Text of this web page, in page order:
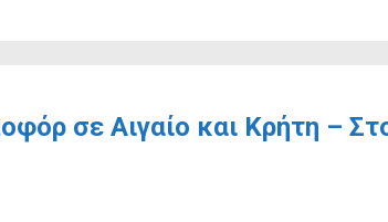
σε Αιγαίο και Κρήτη –